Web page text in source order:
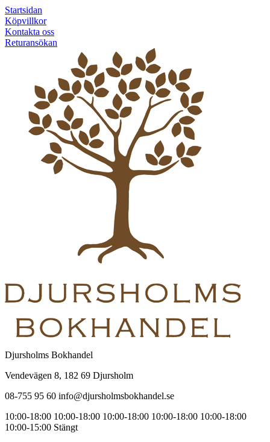
Startsidan
Köpvillkor
Kontakta oss
Returansökan
Djursholms Bokhandel
Vendevägen 8, 182 69 Djursholm
08-755 95 60 info@djursholmsbokhandel.se
10:00-18:00 10:00-18:00 10:00-18:00 10:00-18:00 10:00-18:00
10:00-15:00 Stängt